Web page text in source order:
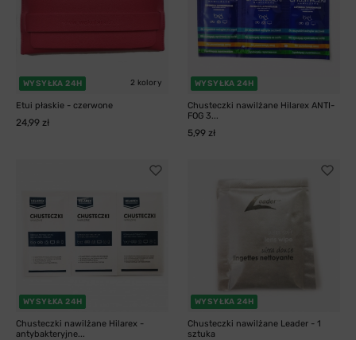
WYSYŁKA 24H 2 kolory
Etui płaskie - czerwone
24,99 zł
WYSYŁKA 24H
Chusteczki nawilżane Hilarex ANTI-
FOG 3...
5,99 zł
WYSYŁKA 24H
Chusteczki nawilżane Hilarex -
antybakteryjne...
WYSYŁKA 24H
Chusteczki nawilżane Leader - 1
sztuka